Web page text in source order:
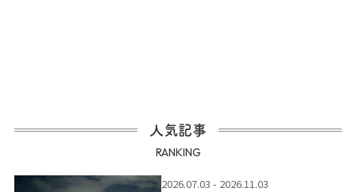
人気記事
RANKING
2026.07.03 - 2026.11.03